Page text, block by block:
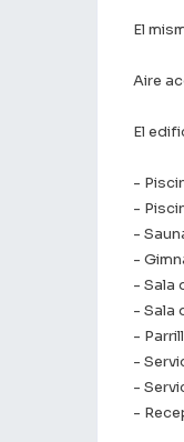
El
Aire
El
-
-
-
-
- Sala
- Sala
-
-
-
-